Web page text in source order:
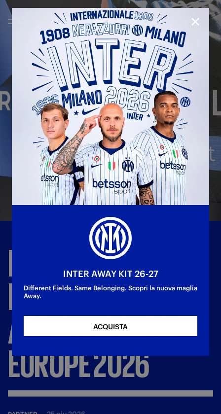
L’INTERCONREPT
BATTERO
ALL'INTERSOLAR
EUROPE2026
INTER AWAY KIT 26-27
Different Fields. Same Belonging. Scopri la nuova maglia
Away.
ACQUISTA